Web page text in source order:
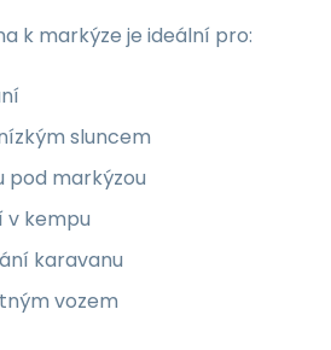
k markýze je ideální pro:
sluncem
pod markýzou
v kempu
karavanu
vozem